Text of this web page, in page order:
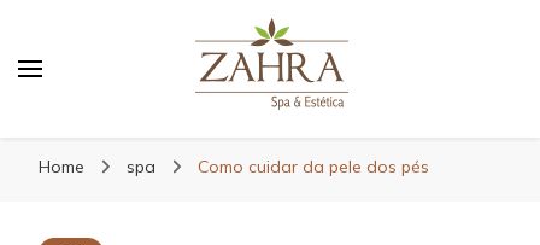
e relaxamento
Home spa Como cuidar da pele dos pés